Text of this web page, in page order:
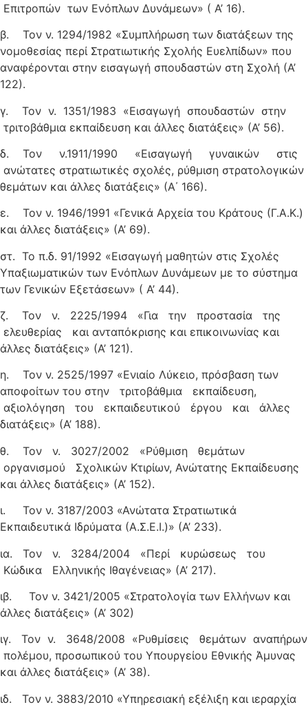
Επιτροπών των Ενόπλων Δυνάμεων» ( Α’ 16).
β. Τον ν. 1294/1982 «Συμπλήρωση των διατάξεων της
νομοθεσίας περί Στρατιωτικής Σχολής Ευελπίδων» που
αναφέρονται στην εισαγωγή σπουδαστών στη Σχολή (Α’
122).
γ. Τον ν. 1351/1983 «Εισαγωγή σπουδαστών στην
τριτοβάθμια εκπαίδευση και άλλες διατάξεις» (Α’ 56).
δ. Τον ν.1911/1990 «Εισαγωγή γυναικών στις
ανώτατες στρατιωτικές σχολές, ρύθμιση στρατολογικών
θεμάτων και άλλες διατάξεις» (Α΄ 166).
ε. Τον ν. 1946/1991 «Γενικά Αρχεία του Κράτους (Γ.Α.Κ.)
και άλλες διατάξεις» (Α’ 69).
στ. Το π.δ. 91/1992 «Εισαγωγή μαθητών στις Σχολές
Υπαξιωματικών των Ενόπλων Δυνάμεων με το σύστημα
των Γενικών Εξετάσεων» ( Α’ 44).
ζ. Τον ν. 2225/1994 «Για την προστασία της
ελευθερίας και ανταπόκρισης και επικοινωνίας και
άλλες διατάξεις» (Α’ 121).
η. Τον ν. 2525/1997 «Ενιαίο Λύκειο, πρόσβαση των
αποφοίτων του στην τριτοβάθμια εκπαίδευση,
αξιολόγηση του εκπαιδευτικού έργου και άλλες
διατάξεις» (Α’ 188).
θ. Τον ν. 3027/2002 «Ρύθμιση θεμάτων
οργανισμού Σχολικών Κτιρίων, Ανώτατης Εκπαίδευσης
και άλλες διατάξεις» (Α’ 152).
ι. Τον ν. 3187/2003 «Ανώτατα Στρατιωτικά
Εκπαιδευτικά Ιδρύματα (Α.Σ.Ε.Ι.)» (Α’ 233).
ια. Τον ν. 3284/2004 «Περί κυρώσεως του
Κώδικα Ελληνικής Ιθαγένειας» (Α’ 217).
ιβ. Τον ν. 3421/2005 «Στρατολογία των Ελλήνων και
άλλες διατάξεις» (Α’ 302)
ιγ. Τον ν. 3648/2008 «Ρυθμίσεις θεμάτων αναπήρων
πολέμου, προσωπικού του Υπουργείου Εθνικής Άμυνας
και άλλες διατάξεις» (Α’ 38).
ιδ. Τον ν. 3883/2010 «Υπηρεσιακή εξέλιξη και ιεραρχία